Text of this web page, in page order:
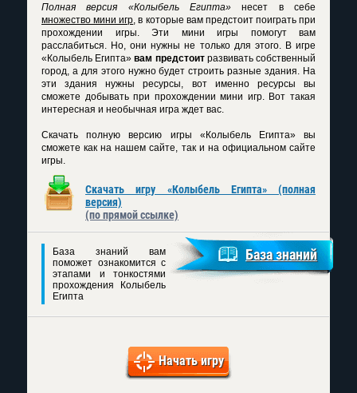
Полная версия «Колыбель Египта» несет в себе
множество мини игр, в которые вам предстоит поиграть при
прохождении игры. Эти мини игры помогут вам
расслабиться. Но, они нужны не только для этого. В игре
«Колыбель Египта»вам предстоитразвивать собственный
город, а для этого нужно будет строить разные здания. На
эти здания нужны ресурсы, вот именно ресурсы вы
сможете добывать при прохождении мини игр. Вот такая
интересная и необычная игра ждет вас.
Скачать полную версию игры «Колыбель Египта»вы
сможете как на нашем сайте, так и на официальном сайте
игры.
Скачать игру «Колыбель Египта» (полная
версия)
(по прямой ссылке)
База знаний вам
поможет ознакомится с
этапами и тонкостями
прохождения Колыбель
Египта
База знаний
Начать игру